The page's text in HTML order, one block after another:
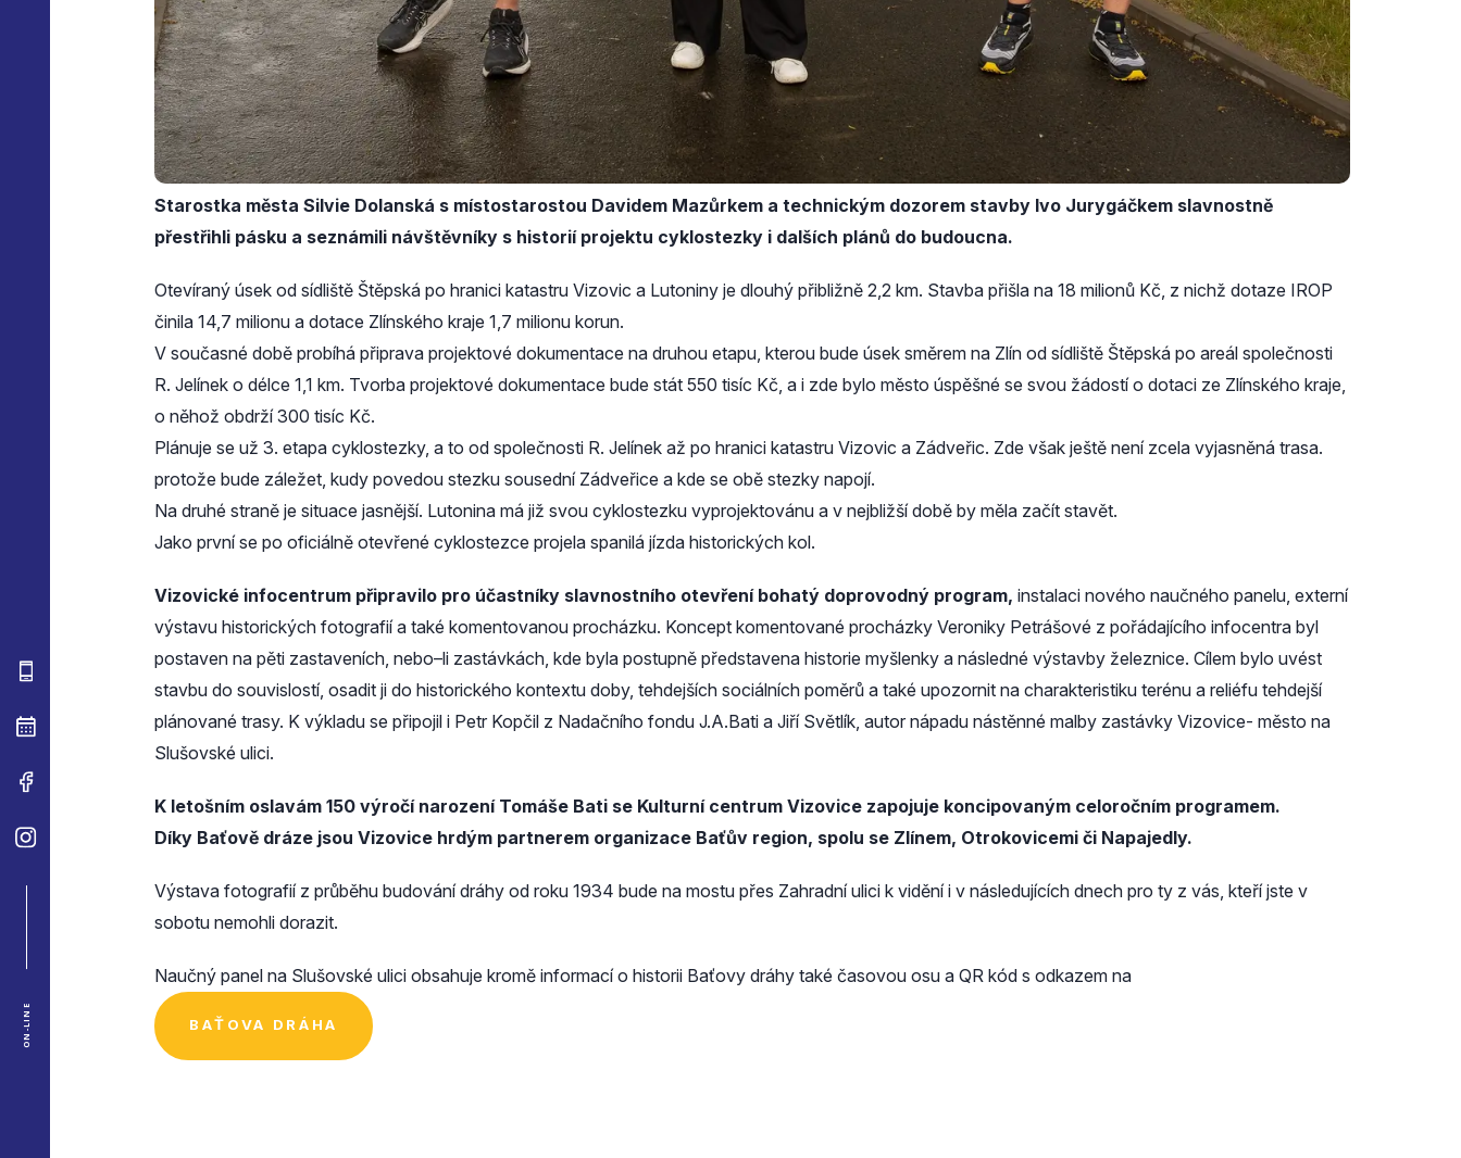
ON-LINE
Starostka města Silvie Dolanská s místostarostou Davidem Mazůrkem a technickým dozorem stavby Ivo Jurygáčkem slavnostně
přestřihli pásku a seznámili návštěvníky s historií projektu cyklostezky i dalších plánů do budoucna.
Otevíraný úsek od sídliště Štěpská po hranici katastru Vizovic a Lutoniny je dlouhý přibližně 2,2 km. Stavba přišla na 18 milionů Kč, z nichž dotaze IROP
činila 14,7 milionu a dotace Zlínského kraje 1,7 milionu korun.
V současné době probíhá připrava projektové dokumentace na druhou etapu, kterou bude úsek směrem na Zlín od sídliště Štěpská po areál společnosti
R. Jelínek o délce 1,1 km. Tvorba projektové dokumentace bude stát 550 tisíc Kč, a i zde bylo město úspěšné se svou žádostí o dotaci ze Zlínského kraje,
o něhož obdrží 300 tisíc Kč.
Plánuje se už 3. etapa cyklostezky, a to od společnosti R. Jelínek až po hranici katastru Vizovic a Zádveřic. Zde však ještě není zcela vyjasněná trasa.
protože bude záležet, kudy povedou stezku sousední Zádveřice a kde se obě stezky napojí.
Na druhé straně je situace jasnější. Lutonina má již svou cyklostezku vyprojektovánu a v nejbližší době by měla začít stavět.
Jako první se po oficiálně otevřené cyklostezce projela spanilá jízda historických kol.
Vizovické infocentrum připravilo pro účastníky slavnostního otevření bohatý doprovodný program, instalaci nového naučného panelu, externí
výstavu historických fotografií a také komentovanou procházku. Koncept komentované procházky Veroniky Petrášové z pořádajícího infocentra byl
postaven na pěti zastaveních, nebo–li zastávkách, kde byla postupně představena historie myšlenky a následné výstavby železnice. Cílem bylo uvést
stavbu do souvislostí, osadit ji do historického kontextu doby, tehdejších sociálních poměrů a také upozornit na charakteristiku terénu a reliéfu tehdejší
plánované trasy. K výkladu se připojil i Petr Kopčil z Nadačního fondu J.A.Bati a Jiří Světlík, autor nápadu nástěnné malby zastávky Vizovice- město na
Slušovské ulici.
K letošním oslavám 150 výročí narození Tomáše Bati se Kulturní centrum Vizovice zapojuje koncipovaným celoročním programem.
Díky Baťově dráze jsou Vizovice hrdým partnerem organizace Baťův region, spolu se Zlínem, Otrokovicemi či Napajedly.
Výstava fotografií z průběhu budování dráhy od roku 1934 bude na mostu přes Zahradní ulici k vidění i v následujících dnech pro ty z vás, kteří jste v
sobotu nemohli dorazit.
Naučný panel na Slušovské ulici obsahuje kromě informací o historii Baťovy dráhy také časovou osu a QR kód s odkazem na
BAŤOVA DRÁHA